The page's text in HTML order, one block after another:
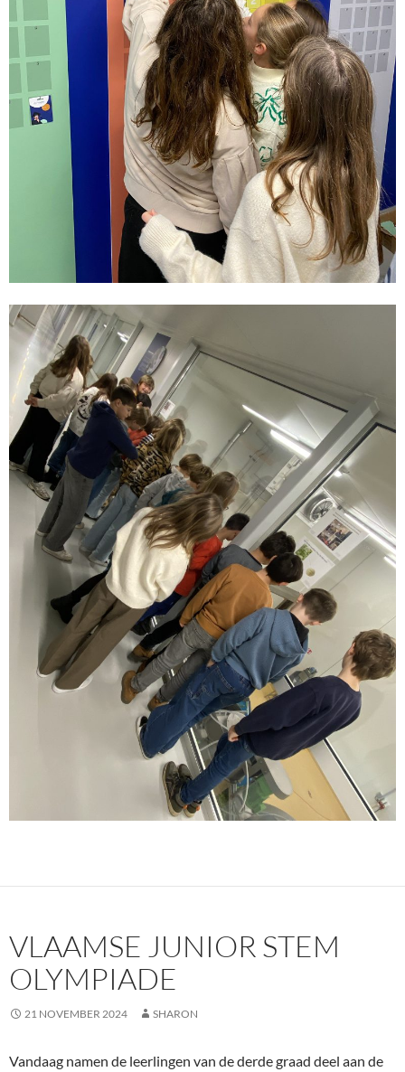
VLAAMSE JUNIOR STEM
OLYMPIADE
21 NOVEMBER 2024 SHARON
Vandaag namen de leerlingen van de derde graad deel aan de